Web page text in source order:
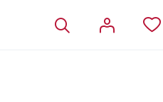
SLOVENSKO